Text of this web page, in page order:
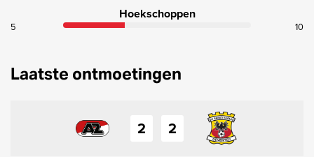
Hoekschoppen
5 10
Laatste ontmoetingen
2 2